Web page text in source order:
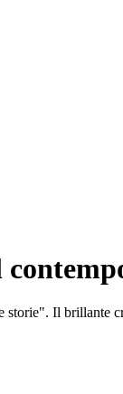
storie". Il